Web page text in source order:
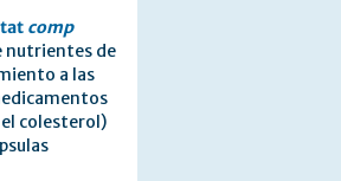
comp
nutrientes de
a las
colesterol)